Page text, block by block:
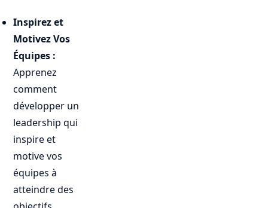
Inspirez et
Motivez Vos
Équipes :
Apprenez
comment
développer un
leadership qui
inspire et
motive vos
équipes à
atteindre des